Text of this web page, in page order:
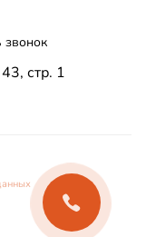
звонок
стр. 1